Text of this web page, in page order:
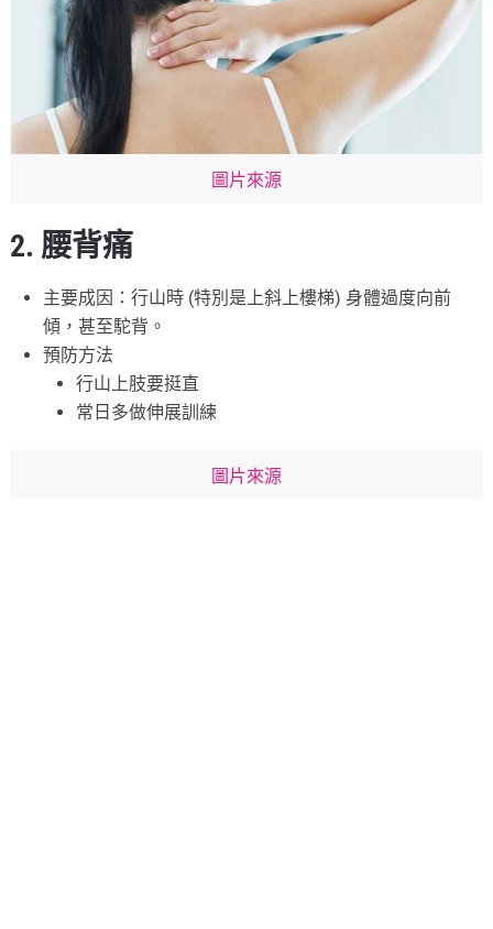
圖片來源
2. 腰背痛
主要成因：行山時 (特別是上斜上樓梯) 身體過度向前
傾，甚至駝背。
預防方法
行山上肢要挺直
常日多做伸展訓練
圖片來源